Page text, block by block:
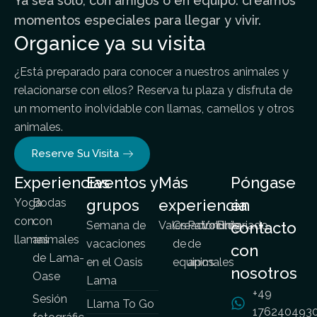
momentos especiales para llegar y vivir.
Organice ya su visita
¿Está preparado para conocer a nuestros animales y
relacionarse con ellos? Reserva tu plaza y disfruta de
un momento inolvidable con llamas, camellos y otros
animales.
Reserve Su Visita
Experiencias
Yoga
con
llamas
Bodas
con
animales
de Lama-
Oase
Sesión
Eventos y
grupos
Semana de
vacaciones
en el Oasis
Lama
Llama To Go
Más
experiencia
ValesCreación
de
equipos
Patrocinio
de
animales
Voluntariado
Blog
Póngase
en
contacto
con
nosotros
+49